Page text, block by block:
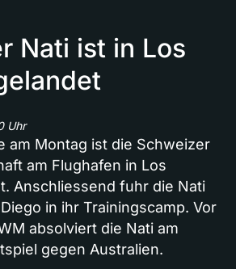
Nati ist in Los
Uhr
am Montag ist die Schweizer
am Flughafen in Los
Anschliessend fuhr die Nati
in ihr Trainingscamp. Vor
absolviert die Nati am
gegen Australien.